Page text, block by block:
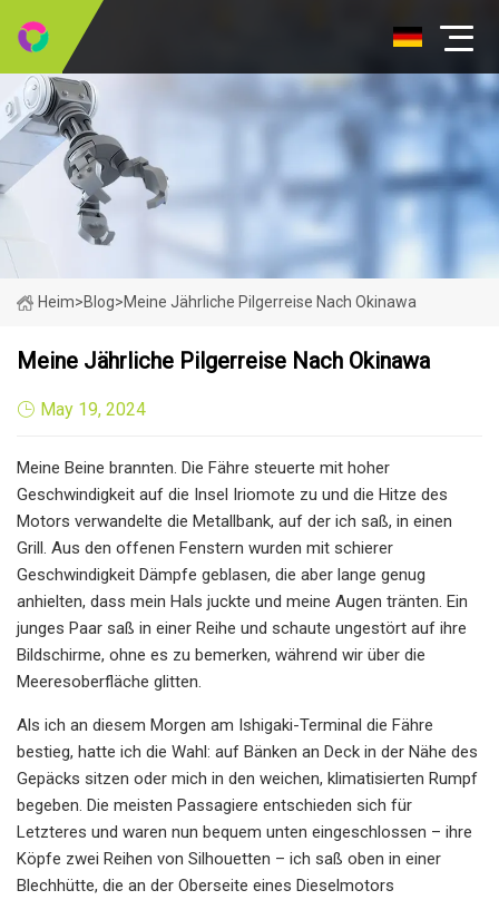
Heim>Blog>Meine Jährliche Pilgerreise Nach Okinawa
Meine Jährliche Pilgerreise Nach Okinawa
May 19, 2024
Meine Beine brannten. Die Fähre steuerte mit hoher
Geschwindigkeit auf die Insel Iriomote zu und die Hitze des
Motors verwandelte die Metallbank, auf der ich saß, in einen
Grill. Aus den offenen Fenstern wurden mit schierer
Geschwindigkeit Dämpfe geblasen, die aber lange genug
anhielten, dass mein Hals juckte und meine Augen tränten. Ein
junges Paar saß in einer Reihe und schaute ungestört auf ihre
Bildschirme, ohne es zu bemerken, während wir über die
Meeresoberfläche glitten.
Als ich an diesem Morgen am Ishigaki-Terminal die Fähre
bestieg, hatte ich die Wahl: auf Bänken an Deck in der Nähe des
Gepäcks sitzen oder mich in den weichen, klimatisierten Rumpf
begeben. Die meisten Passagiere entschieden sich für
Letzteres und waren nun bequem unten eingeschlossen – ihre
Köpfe zwei Reihen von Silhouetten – ich saß oben in einer
Blechhütte, die an der Oberseite eines Dieselmotors